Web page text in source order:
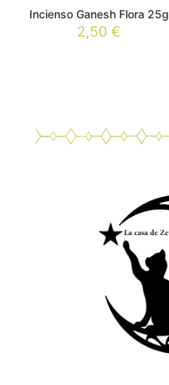
Incienso Ganesh Flora 25g
2,50€